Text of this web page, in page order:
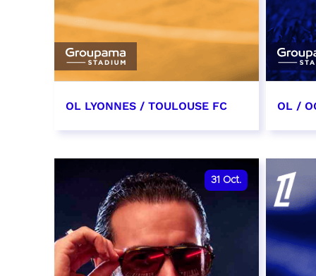
OL LYONNES / TOULOUSE FC
date et heure à confirmer
RÉSERVER
OL /
date
31 Oct.